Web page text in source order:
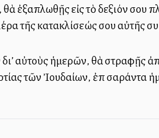
εἰς τὸ δεξιόν σου
τῆς κατακλίσεώς σου αὐτῆς
αὐτοὺς ἡμερῶν, θὰ στραφῇς ἀπὸ
τῶν Ἰουδαίων, ἐπὶ